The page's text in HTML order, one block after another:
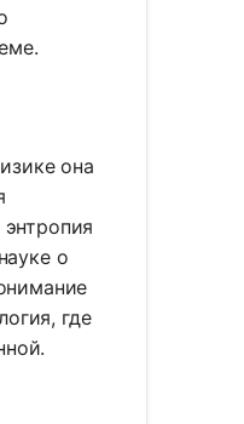
она
о
где